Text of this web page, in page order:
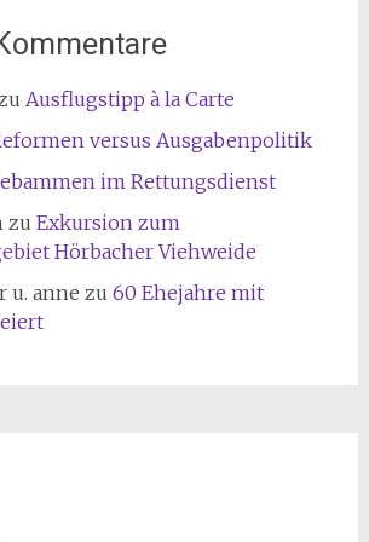
Ausflugstipp à la Carte
versus Ausgabenpolitik
im Rettungsdienst
zu Exkursion zum
Hörbacher Viehweide
u. anne zu 60 Ehejahre mit